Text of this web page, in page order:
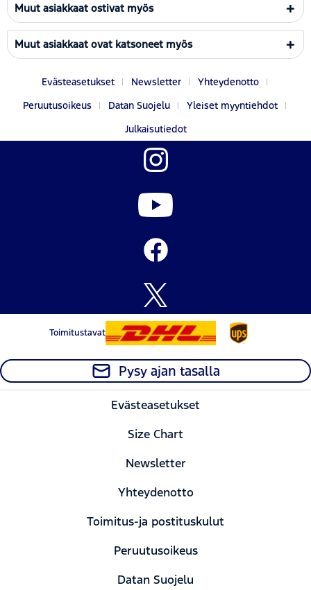
Muut asiakkaat ostivat myös
Muut asiakkaat ovat katsoneet myös
Evästeasetukset Newsletter
Yhteydenotto
Peruutusoikeus
Datan Suojelu
Yleiset myyntiehdot
Julkaisutiedot
Toimitustavat
Pysy ajan tasalla
Evästeasetukset
Size Chart
Newsletter
Yhteydenotto
Toimitus-ja postituskulut
Peruutusoikeus
Datan Suojelu